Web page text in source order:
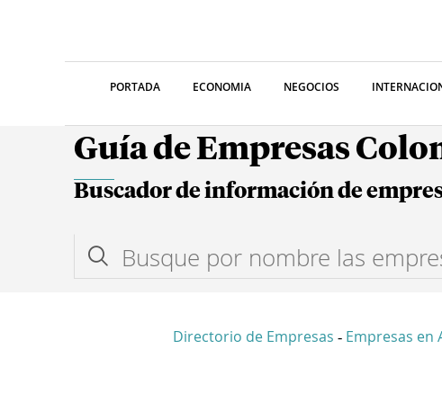
PORTADA ECONOMIA NEGOCIOS
Guía de Empresas
Buscador de información de
Directorio de Empresas - Empresas en